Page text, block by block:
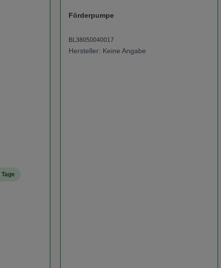
Förderpumpe
BL38050040017
Hersteller: Keine Angabe